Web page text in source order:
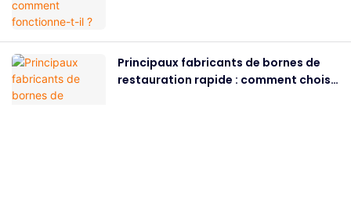
Principaux fabricants de bornes de
restauration rapide : comment choisir